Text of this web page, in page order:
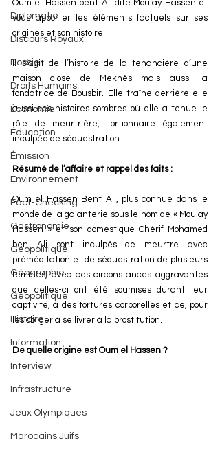
Diplomatie
Discours Royaux
Dossier
Droits Humains
Économie
Éducation
Émission
Environnement
Fact-Checking
Gastronomie
Géopolitique
Géographie
Géopolitique
Histoire
Information
Interview
Infrastructure
Jeux Olympiques
Marocains Juifs
Oum el Hassen bent Ali dite Moulay Hassen et
vous apporter les éléments factuels sur ses
origines et son histoire.
Il s’agit de l’histoire de la tenancière d’une
maison close de Meknès mais aussi la
fondatrice de Bousbir. Elle traîne derrière elle
aussi des histoires sombres où elle a tenue le
rôle de meurtrière, tortionnaire également
inculpée de séquestration.
Résumé de l’affaire et rappel des faits :
Oum el Hassen Bent Ali, plus connue dans le
monde de la galanterie sous le nom de « Moulay
Hassen » et son domestique Chérif Mohamed
ben Ali sont inculpés de meurtre avec
préméditation et de séquestration de plusieurs
femmes, avec ces circonstances aggravantes
que celles-ci ont été soumises durant leur
captivité, à des tortures corporelles et ce, pour
les obliger à se livrer à la prostitution.
De quelle origine est Oum el Hassen ?